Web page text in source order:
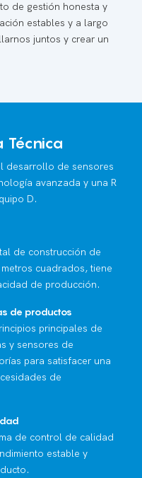
de gestión honesta y
estables y a largo
juntos y crear un
Técnica
desarrollo de sensores
avanzada y una R
D.
de construcción de
cuadrados, tiene
de producción.
de productos
principales de
y sensores de
para satisfacer una
de
de control de calidad
estable y